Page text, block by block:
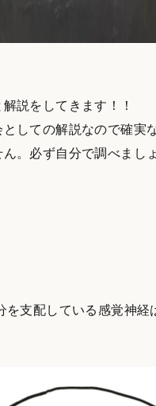
説をしてきます！！
しての解説なので確実
。必ず自分で調べまし
を支配している感覚神経